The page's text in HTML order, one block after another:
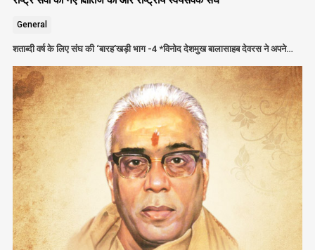
General
शताब्दी वर्ष के लिए संघ की ‘बारह’खड़ी भाग -4 *विनोद देशमुख बालासाहब देवरस ने अपने…